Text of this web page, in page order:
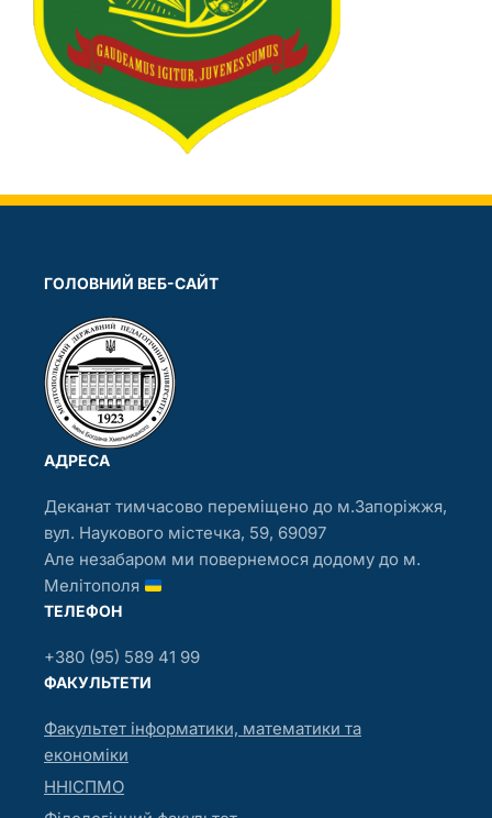
ГОЛОВНИЙ ВЕБ-САЙТ
АДРЕСА
Деканат тимчасово переміщено до м.Запоріжжя,
вул. Наукового містечка, 59, 69097
Але незабаром ми повернемося додому до м.
Мелітополя
ТЕЛЕФОН
+380 (95) 589 41 99
ФАКУЛЬТЕТИ
Факультет інформатики, математики та
економіки
ННІСПМО